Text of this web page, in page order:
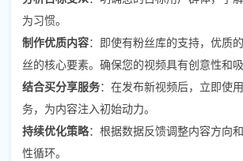
为习惯。
制作优质内容：即使有粉丝库的支持，优质
丝的核心要素。确保您的视频具有创意性和吸
结合买分享服务：在发布新视频后，立即使
务，为内容注入初始动力。
持续优化策略：根据数据反馈调整内容方向
性循环。